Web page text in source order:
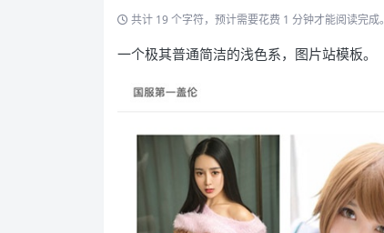
共计 19 个字符，预计需要花费 1 分钟才能阅读完成。
一个极其普通简洁的浅色系，图片站模板。